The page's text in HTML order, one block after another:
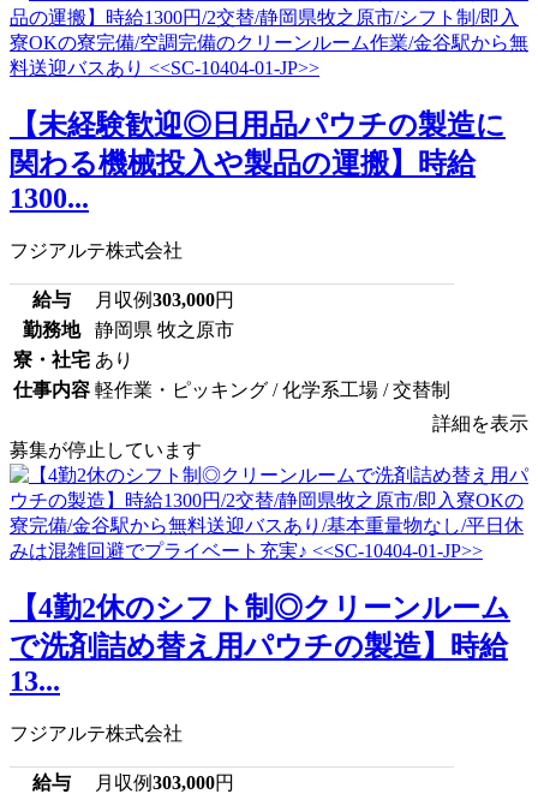
【未経験歓迎◎日用品パウチの製造に
関わる機械投入や製品の運搬】時給
1300...
フジアルテ株式会社
給与 月収例303,000円
勤務地
静岡県 牧之原市
寮・社宅 あり
仕事内容 軽作業・ピッキング / 化学系工場 / 交替制
詳細を表示
募集が停止しています
【4勤2休のシフト制◎クリーンルーム
で洗剤詰め替え用パウチの製造】時給
13...
フジアルテ株式会社
給与 月収例303,000円